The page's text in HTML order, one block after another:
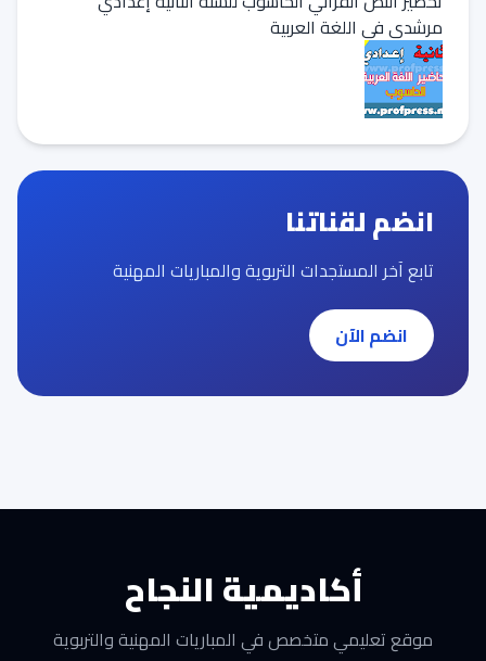
مرشدي في اللغة العربية
انضم لقناتنا
تابع آخر المستجدات التربوية والمباريات المهنية
انضم الآن
أكاديمية النجاح
موقع تعليمي متخصص في المباريات المهنية والتربوية